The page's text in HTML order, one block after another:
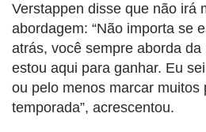
Verstappen disse que não irá
abordagem: “Não importa se
atrás, você sempre aborda
estou aqui para ganhar. Eu
ou pelo menos marcar muitos
temporada”, acrescentou.